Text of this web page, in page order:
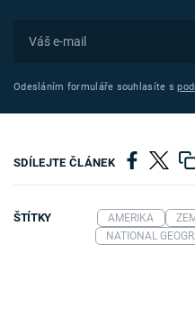
Odesláním formuláře souhlasíte s
SDÍLEJTE ČLÁNEK
ŠTÍTKY AMERIKA
NATIONAL